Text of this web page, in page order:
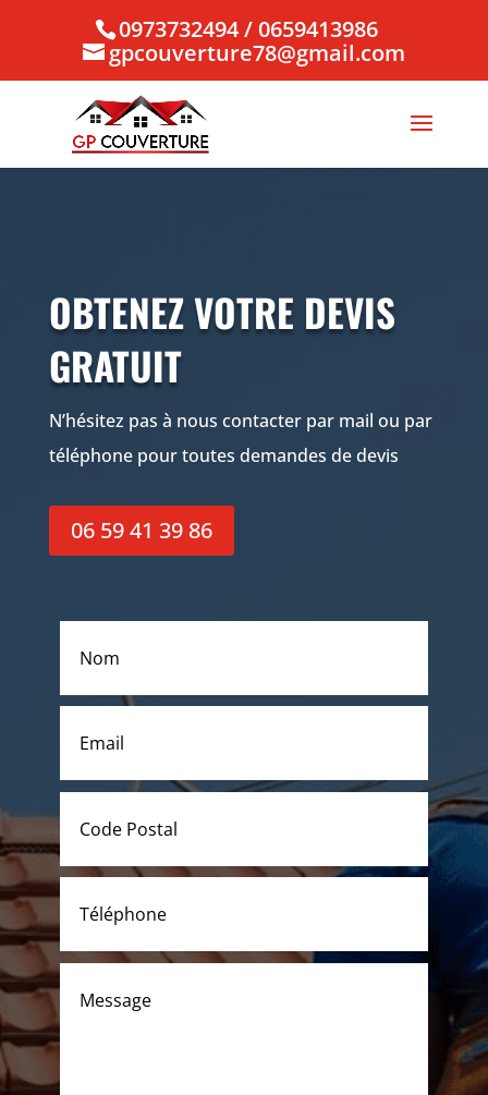
0973732494 / 0659413986
gpcouverture78@gmail.com
OBTENEZ VOTRE DEVIS
GRATUIT
N’hésitez pas à nous contacter par mail ou par
téléphone pour toutes demandes de devis
06 59 41 39 86